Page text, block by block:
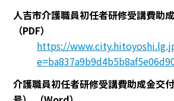
人吉市介護職員初任者研修受講費助
（PDF）
https://
介護職員初任者研修受講費助成金交